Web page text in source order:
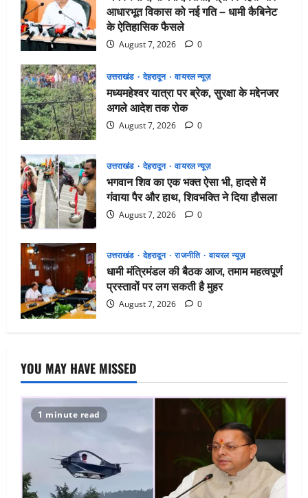
आधारभूत विकास को नई गति – धामी कैबिनेट
के ऐतिहासिक फैसले
August 7, 2026 0
उत्तराखंड देहरादून वायरल न्यूज़
मध्यमहेश्वर यात्रा पर ब्रेक, सुरक्षा के मद्देनजर
अगले आदेश तक रोक
August 7, 2026 0
उत्तराखंड देहरादून वायरल न्यूज़
भगवान शिव का एक भक्त ऐसा भी, हादसे में
गंवाया पैर और हाथ, शिवभक्ति ने दिया हौसला
August 7, 2026 0
उत्तराखंड देहरादून राजनीति वायरल न्यूज़
धामी मंत्रिमंडल की बैठक आज, तमाम महत्वपूर्ण
प्रस्तावों पर लग सकती है मुहर
August 7, 2026 0
YOU MAY HAVE MISSED
1 minute read